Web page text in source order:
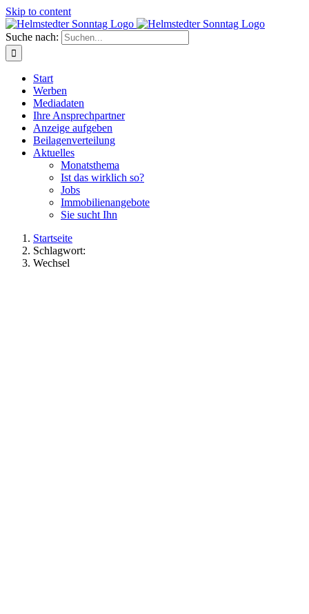
Skip to content
Suche nach:
Start
Werben
Mediadaten
Ihre Ansprechpartner
Anzeige aufgeben
Beilagenverteilung
Aktuelles
Monatsthema
Ist das wirklich so?
Jobs
Immobilienangebote
Sie sucht Ihn
Startseite
Schlagwort:
Wechsel